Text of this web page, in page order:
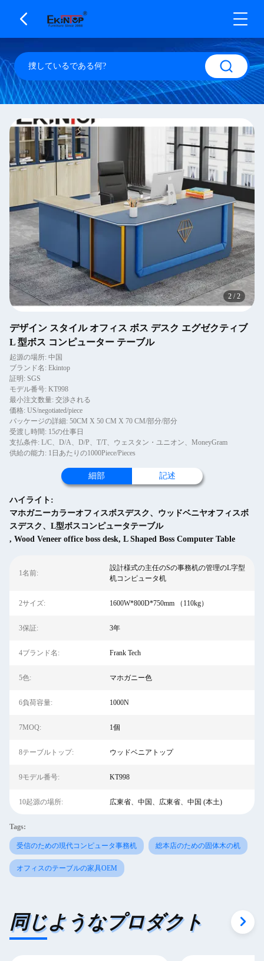
2 /2
デザイン スタイル オフィス ボス デスク エグゼクティブ
L 型ボス コンピューター テーブル
起源の場所: 中国
ブランド名: Ekintop
証明: SGS
モデル番号: KT998
最小注文数量: 交渉される
価格: US/negotiated/piece
パッケージの詳細: 50CM X 50 CM X 70 CM/部分/部分
受渡し時間: 15の仕事日
支払条件: L/C、D/A、D/P、T/T、ウェスタン・ユニオン、MoneyGram
供給の能力: 1日あたりの1000Piece/Pieces
細部 記述
ハイライト:
マホガニーカラーオフィスボスデスク、ウッドベニヤオフィスボ
スデスク、L型ボスコンピュータテーブル
, Wood Veneer office boss desk, L Shaped Boss Computer Table
1名前:
設計様式の主任のSの事務机の管理のL字型
机コンピュータ机
2サイズ: 1600W*800D*750mm （110kg）
3保証: 3年
4ブランド名: Frank Tech
5色: マホガニー色
6負荷容量: 1000N
7MOQ: 1個
8テーブルトップ: ウッドベニアトップ
9モデル番号: KT998
10起源の場所: 広東省、中国、広東省、中国 (本土)
Tags:
受信のための現代コンピュータ事務机 総本店のための固体木の机
オフィスのテーブルの家具OEM
同じようなプロダクト